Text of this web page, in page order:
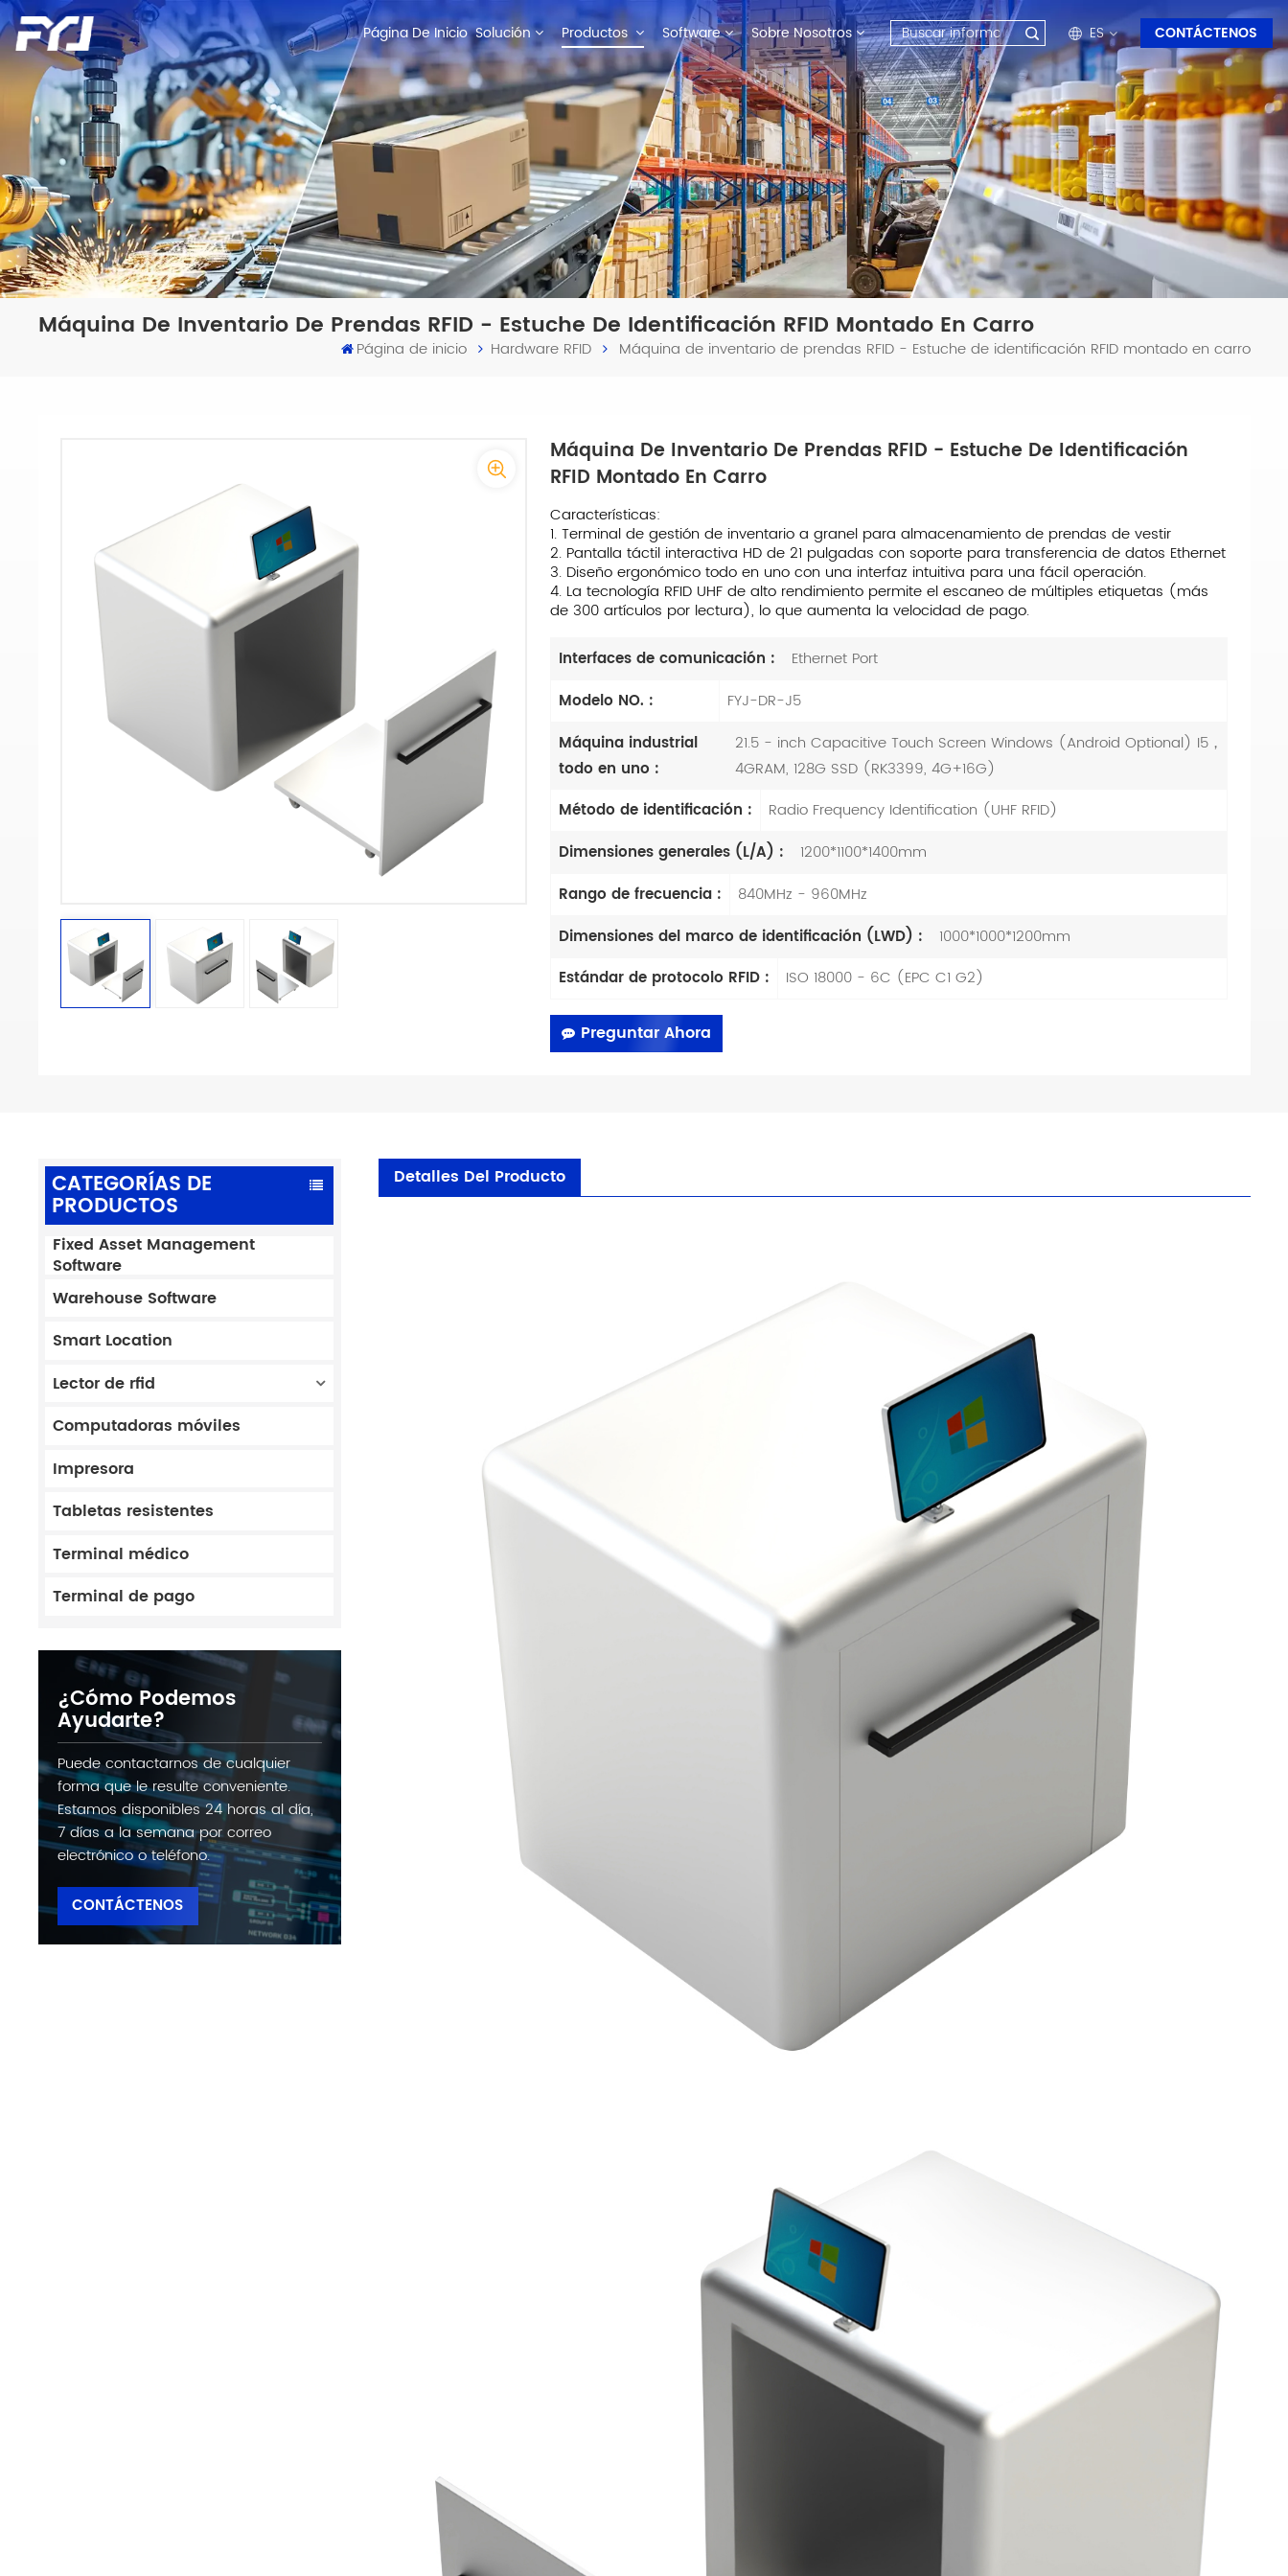
Página De Inicio Solución Productos Software Sobre Nosotros ES
en
ru
es
ar
CONTÁCTENOS
Máquina De Inventario De Prendas RFID - Estuche De Identificación RFID Montado En Carro
Página de inicio Hardware RFID Máquina de inventario de prendas RFID - Estuche de identificación RFID montado en carro
Máquina De Inventario De Prendas RFID - Estuche De Identificación
RFID Montado En Carro
Características:
1. Terminal de gestión de inventario a granel para almacenamiento de prendas de vestir
2. Pantalla táctil interactiva HD de 21 pulgadas con soporte para transferencia de datos Ethernet
3. Diseño ergonómico todo en uno con una interfaz intuitiva para una fácil operación.
4. La tecnología RFID UHF de alto rendimiento permite el escaneo de múltiples etiquetas (más
de 300 artículos por lectura), lo que aumenta la velocidad de pago.
Interfaces de comunicación :
Ethernet Port
Modelo NO. :
FYJ-DR-J5
Máquina industrial
todo en uno :
21.5 - inch Capacitive Touch Screen Windows (Android Optional) I5，
4GRAM, 128G SSD (RK3399, 4G+16G)
Método de identificación :
Radio Frequency Identification (UHF RFID)
Dimensiones generales (L/A) :
1200*1100*1400mm
Rango de frecuencia :
840MHz - 960MHz
Dimensiones del marco de identificación (LWD) :
1000*1000*1200mm
Estándar de protocolo RFID :
ISO 18000 - 6C (EPC C1 G2)
Preguntar Ahora
CATEGORÍAS DE
PRODUCTOS
Fixed Asset Management
Software
Warehouse Software
Smart Location
Lector de rfid
Computadoras móviles
Impresora
Tabletas resistentes
Terminal médico
Terminal de pago
¿Cómo Podemos
Ayudarte?
Puede contactarnos de cualquier
forma que le resulte conveniente.
Estamos disponibles 24 horas al día,
7 días a la semana por correo
electrónico o teléfono.
CONTÁCTENOS
Detalles Del Producto